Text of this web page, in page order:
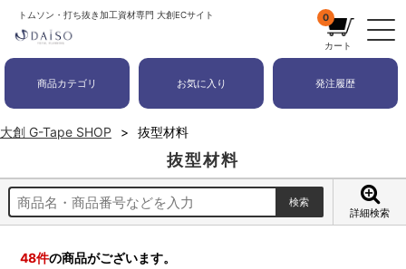
トムソン・打ち抜き加工資材専門 大創ECサイト 0
カート
商品カテゴリ お気に入り 発注履歴
大創 G-Tape SHOP 抜型材料
抜型材料
詳細検索
48件の商品がございます。